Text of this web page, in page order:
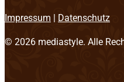
Impressum | Datenschutz
© 2026 mediastyle. Alle